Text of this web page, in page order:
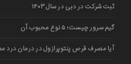
ثبت شرکت در دبی در سال ۱۴۰۳
گیم سرور چیست؛ ۵ نوع محبوب آن
آیا مصرف قرص پنتوپرازول در درمان درد